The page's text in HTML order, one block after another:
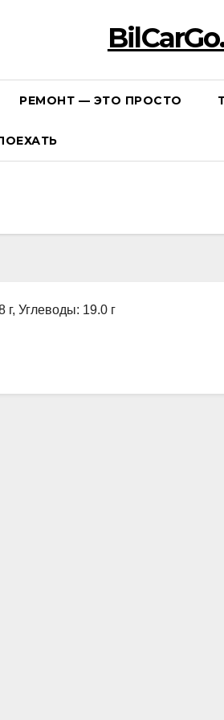
РЕМОНТ — ЭТО ПРОСТО
г, Углеводы: 19.0 г